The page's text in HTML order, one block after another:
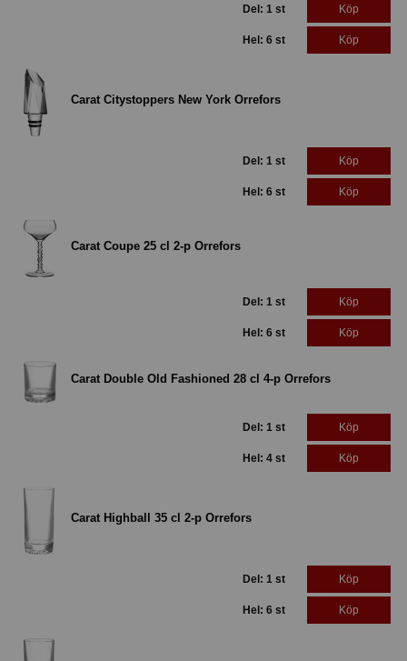
Del: 1 st Köp
Hel: 6 st Köp
Carat Citystoppers New York Orrefors
Del: 1 st Köp
Hel: 6 st Köp
Carat Coupe 25 cl 2-p Orrefors
Del: 1 st Köp
Hel: 6 st Köp
Carat Double Old Fashioned 28 cl 4-p Orrefors
Del: 1 st Köp
Hel: 4 st Köp
Carat Highball 35 cl 2-p Orrefors
Del: 1 st Köp
Hel: 6 st Köp